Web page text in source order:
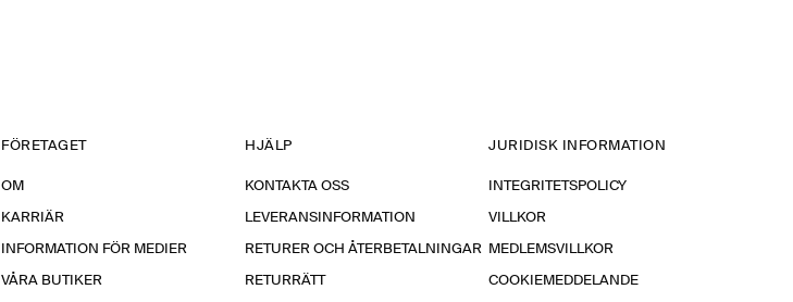
FÖRETAGET
OM
KARRIÄR
INFORMATION FÖR MEDIER
VÅRA BUTIKER
HJÄLP
KONTAKTA OSS
LEVERANSINFORMATION
RETURER OCH ÅTERBETALNINGAR
RETURRÄTT
JURIDISK INFORMATION
INTEGRITETSPOLICY
VILLKOR
MEDLEMSVILLKOR
COOKIEMEDDELANDE